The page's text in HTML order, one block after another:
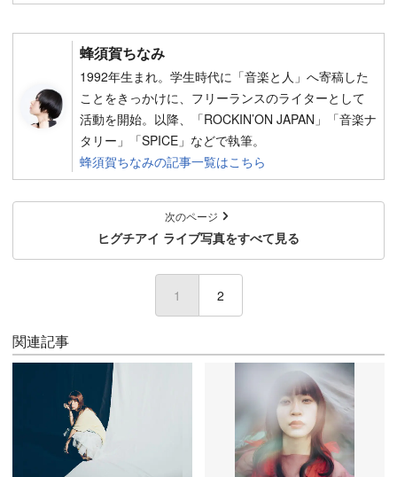
蜂須賀ちなみ
1992年生まれ。学生時代に「音楽と人」へ寄稿した
ことをきっかけに、フリーランスのライターとして
活動を開始。以降、「ROCKIN’ON JAPAN」「音楽ナ
タリー」「SPICE」などで執筆。
蜂須賀ちなみの記事一覧はこちら
次のページ
ヒグチアイ ライブ写真をすべて見る
1 2
関連記事